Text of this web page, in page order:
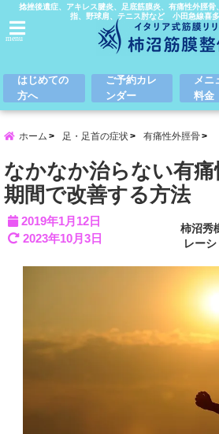
捻挫後遺症、アキレス腱炎、足底筋膜炎、有痛性外脛
指、野球肩、テニス肘など 小田急線喜
menu
はじめての
方へ
ご予約カレ
ンダー
メニ
料金
ホーム 足・足首の症状 有痛性外脛骨
なかなか治らない有
期間で改善する方法
2019年1月12日
2023年10月3日
柿沼秀
レー